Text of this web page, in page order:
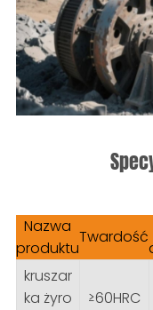
Nazwa
produktu
Twardość
kruszar
ka żyro
≥60HRC